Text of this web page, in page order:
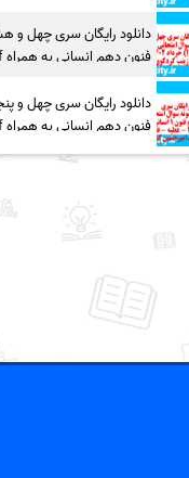
دانلود رایگان سری چهل و
فنون دهم انسانی به همراه pdf
دانلود رایگان سری چهل و
فنون دهم انسانی به همراه pdf